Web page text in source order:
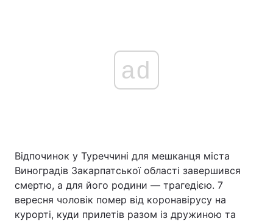
ad
Відпочинок у Туреччині для мешканця міста
Виноградів Закарпатської області завершився
смертю, а для його родини — трагедією. 7
вересня чоловік помер від коронавірусу на
курорті, куди прилетів разом із дружиною та